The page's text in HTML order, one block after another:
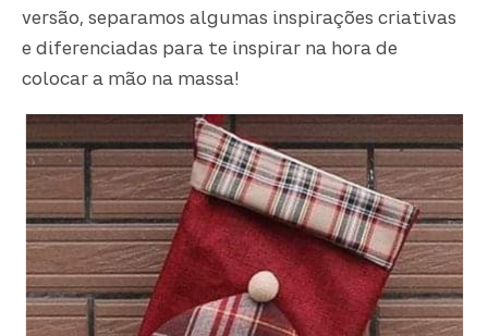
versão, separamos algumas inspirações criativas
e diferenciadas para te inspirar na hora de
colocar a mão na massa!